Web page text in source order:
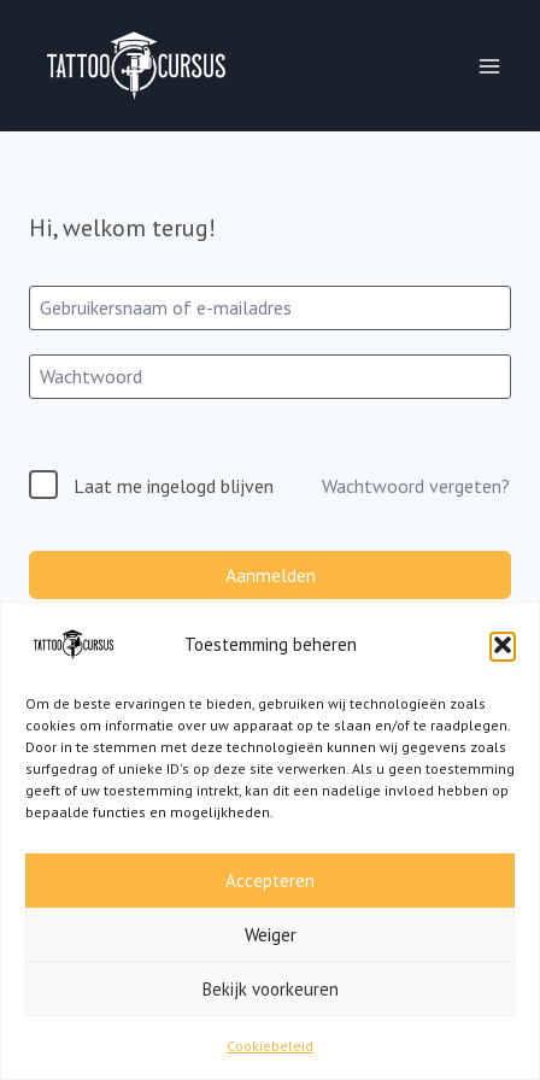
Toestemming beheren
Om de beste ervaringen te bieden, gebruiken wij technologieën zoals
cookies om informatie over uw apparaat op te slaan en/of te raadplegen.
Door in te stemmen met deze technologieën kunnen wij gegevens zoals
surfgedrag of unieke ID's op deze site verwerken. Als u geen toestemming
geeft of uw toestemming intrekt, kan dit een nadelige invloed hebben op
bepaalde functies en mogelijkheden.
Accepteren
Weiger
Bekijk voorkeuren
Cookiebeleid
Hi, welkom terug!
Laat me ingelogd blijven Wachtwoord vergeten?
Aanmelden
Geen account?Registreer nu
INFO@TATTOOCURSUS.NL!